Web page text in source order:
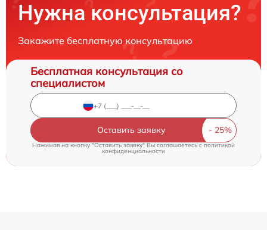
Нужна консультация?
Закажите бесплатную консультацию
Бесплатная консультация со
специалистом
Оставить заявку
Нажимая на кнопку "Оставить заявку" Вы соглашаетесь c политикой
конфиденциальности